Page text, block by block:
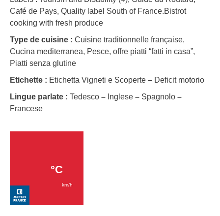
Café de Pays, Quality label South of France.Bistrot
cooking with fresh produce
Type de cuisine : Cuisine traditionnelle française,
Cucina mediterranea, Pesce, offre piatti “fatti in casa”,
Piatti senza glutine
Etichette : Etichetta Vigneti e Scoperte – Deficit motorio
Lingue parlate : Tedesco – Inglese – Spagnolo –
Francese